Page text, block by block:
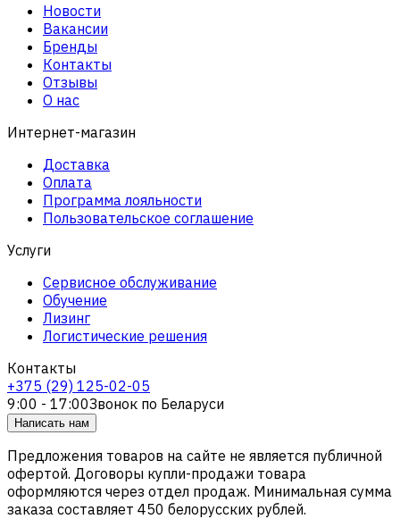
Новости
Вакансии
Бренды
Контакты
Отзывы
О нас
Интернет-магазин
Доставка
Оплата
Программа лояльности
Пользовательское соглашение
Услуги
Сервисное обслуживание
Обучение
Лизинг
Логистические решения
Контакты
+375 (29) 125-02-05
9:00 - 17:00Звонок по Беларуси
Написать нам
Предложения товаров на сайте не является публичной
офертой. Договоры купли-продажи товара
оформляются через отдел продаж. Минимальная сумма
заказа составляет 450 белорусских рублей.